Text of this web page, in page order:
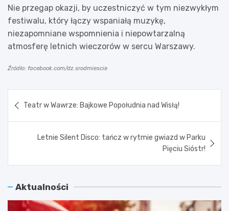
Nie przegap okazji, by uczestniczyć w tym niezwykłym
festiwalu, który łączy wspaniałą muzykę,
niezapomniane wspomnienia i niepowtarzalną
atmosferę letnich wieczorów w sercu Warszawy.
Źródło: facebook.com/dz.srodmiescie
wpisu
Teatr w Wawrze: Bajkowe Popołudnia nad Wisłą!
Letnie Silent Disco: tańcz w rytmie gwiazd w Parku
Pięciu Sióstr!
Aktualności